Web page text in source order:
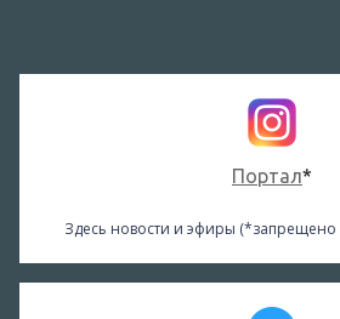
Портал*
Здесь новости и эфиры